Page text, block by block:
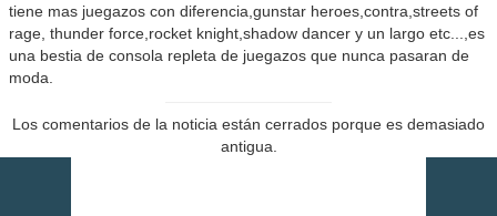
tiene mas juegazos con diferencia,gunstar heroes,contra,streets of
rage, thunder force,rocket knight,shadow dancer y un largo etc...,es
una bestia de consola repleta de juegazos que nunca pasaran de
moda.
Los comentarios de la noticia están cerrados porque es demasiado
antigua.